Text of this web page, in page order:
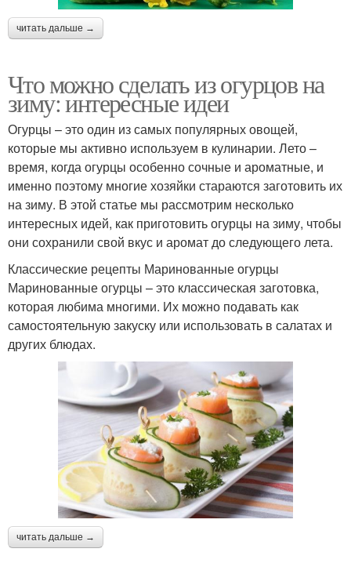
читать дальше →
Что можно сделать из огурцов на
зиму: интересные идеи
Огурцы – это один из самых популярных овощей,
которые мы активно используем в кулинарии. Лето –
время, когда огурцы особенно сочные и ароматные, и
именно поэтому многие хозяйки стараются заготовить их
на зиму. В этой статье мы рассмотрим несколько
интересных идей, как приготовить огурцы на зиму, чтобы
они сохранили свой вкус и аромат до следующего лета.
Классические рецепты Маринованные огурцы
Маринованные огурцы – это классическая заготовка,
которая любима многими. Их можно подавать как
самостоятельную закуску или использовать в салатах и
других блюдах.
читать дальше →